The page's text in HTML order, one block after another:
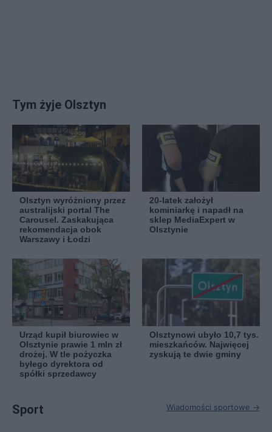
Tym żyje Olsztyn
Olsztyn wyróżniony przez
australijski portal The
Carousel. Zaskakująca
rekomendacja obok
Warszawy i Łodzi
20-latek założył
kominiarkę i napadł na
sklep MediaExpert w
Olsztynie
Urząd kupił biurowiec w
Olsztynie prawie 1 mln zł
drożej. W tle pożyczka
byłego dyrektora od
spółki sprzedawcy
Olsztynowi ubyło 10,7 tys.
mieszkańców. Najwięcej
zyskują te dwie gminy
Sport Wiadomości sportowe →